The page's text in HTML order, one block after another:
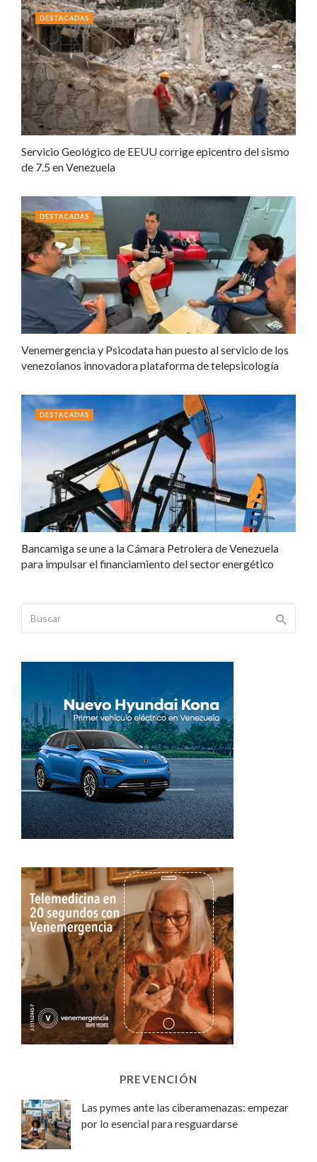
Servicio Geológico de EEUU corrige epicentro del sismo
de 7.5 en Venezuela
DESTACADAS
Venemergencia y Psicodata han puesto al servicio de los
venezolanos innovadora plataforma de telepsicología
DESTACADAS
Bancamiga se une a la Cámara Petrolera de Venezuela
para impulsar el financiamiento del sector energético
DESTACADAS
PREVENCIÓN
Las pymes ante las ciberamenazas: empezar
por lo esencial para resguardarse